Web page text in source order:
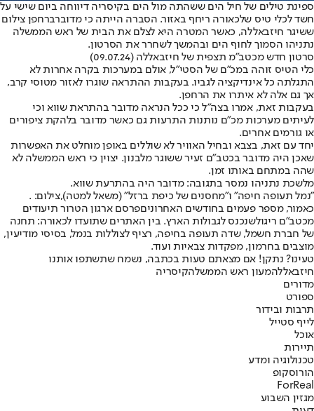
ספינת טילים של חיל הים ששהתה מול הים בקיסריה דיווחה ביום שישי על
חשד לכלי טיס שלכאורה ריחף באזור. הסברה הייתה כי מדוברברחפן צילום
ששיגר חיזבאללה, כאשר המטרה היא לצלם את הבית של ראש הממשלה
נתניהו הסמוך לחוף הים ובהמשך לשחרר את הסרטון.
סרטון חדש מכטב"מ תצפית של חיזבאללה (09.07.24)
כלי הטיס זוהה במכ"ם של הסטי"ל, אולם במערכות בקרה אחרות לא
התגלתה כל אינדיקציה לגביו. בעקבות ההתראה שוגרו לאזור מטוסי קרב,
אך גם אלה לא איתרו את הרחפן.
בעקבות זאת, אמרו בצה"ל כי ככל הנראה מדובר בהתראת שווא וכי
לעיתים מערכות מכ"ם נותנות התרעות גם כאשר מדובר בלהקת ציפורים
או גורמים אחרים.
יחד עם זאת, בצבא ובחיל האוויר לא שוללים באופן מוחלט את האפשרות
שאכן היה מדובר בכטב"ם זעיר ששוגר מלבנון. יצוין כי ראש הממשלה לא
שהה במתחם באותו זמן.
מלשכת נתניהו נמסר בתגובה: מדובר היה בהתרעת שווא.
"נמל תעופה חיפה" ו"מחסנים של כיפת ברזל" (משאל למטה),צילום: .
כאמור, מספר פעמים בחודשים האחרוניםפרסם ארגון הטרור תיעודים
מכטב"ם ריגולשנכנס לגבולות הארץ. בין האתרים שתועדו לכאורה: תחנה
של חברת חשמל, שדה תעופה בחיפה, רציף לצוללות בנמל, בסיסי מודיעין,
מוצבים בחרמון, מפקדות צבאיות ועוד.
טעינו? נתקן! אם מצאתם טעות בכתבה, נשמח שתשתפו אותנו
חיזבאללהמעון ראש הממשלהקיסריה
מדורים
ספורט
תרבות ובידור
לייף סטייל
אוכל
תיירות
טכנולוגיה ומדע
הורוסקופ
ForReal
מגזין השבוע